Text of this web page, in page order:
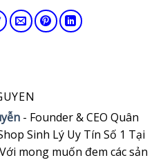
- Founder & CEO Quân
Sinh Lý Uy Tín Số 1 Tại
mong muốn đem các sản